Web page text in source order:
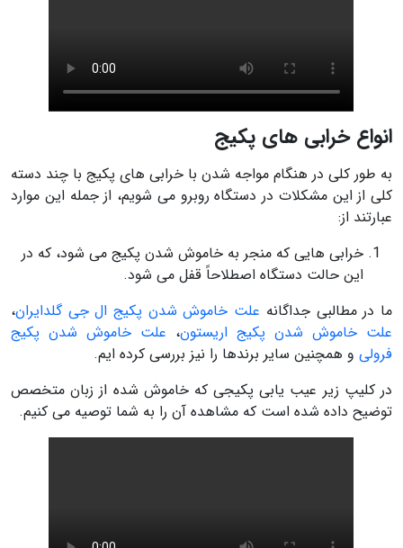
انواع خرابی های پکیج
به طور کلی در هنگام مواجه شدن با خرابی های پکیج با چند دسته
کلی از این مشکلات در دستگاه روبرو می شویم، از جمله این موارد
عبارتند از:
خرابی هایی که منجر به خاموش شدن پکیج می شود، که در
این حالت دستگاه اصطلاحاً قفل می شود.
ما در مطالبی جداگانه علت خاموش شدن پکیج ال جی گلدایران،
علت خاموش شدن پکیج اریستون، علت خاموش شدن پکیج
فرولی و همچنین سایر برندها را نیز بررسی کرده ایم.
در کلیپ زیر عیب یابی پکیجی که خاموش شده از زبان متخصص
توضیح داده شده است که مشاهده آن را به شما توصیه می کنیم.